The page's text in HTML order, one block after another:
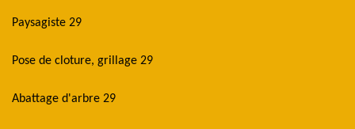
Paysagiste 29
Pose de cloture, grillage 29
Abattage d'arbre 29